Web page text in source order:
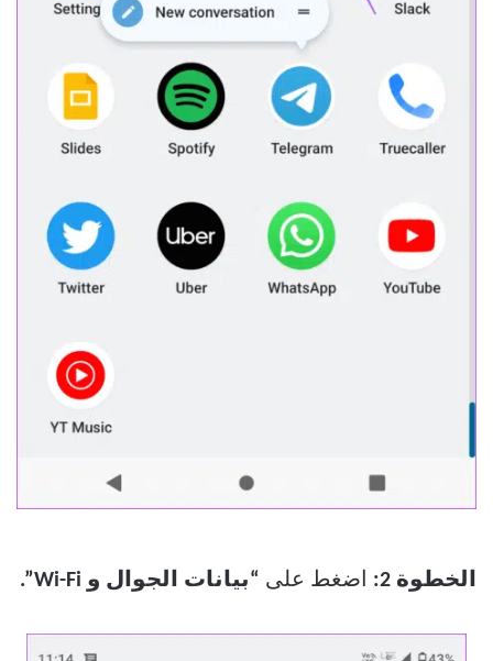
الخطوة 2: اضغط على “بيانات الجوال و Wi-Fi”.